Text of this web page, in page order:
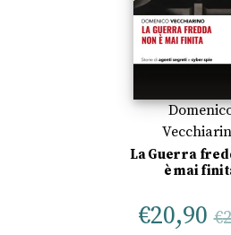
La Guerra
è mai
€20,90 €